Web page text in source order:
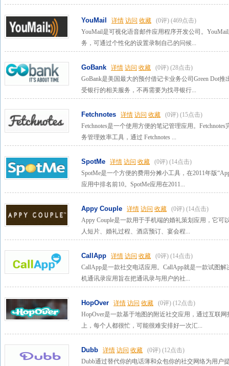
YouMail 详情 访问 收藏 (0评) (469点击)
YouMail是可视化语音邮件应用程序开发公司。
务，可通过个性化的设置录制自己的问候...
GoBank 详情 访问 收藏 (0评) (28点击)
GoBank是美国最大的预付借记卡业务公司Green Dot
受银行的相关服务，不再需要为找寻银行...
Fetchnotes 详情 访问 收藏 (0评) (15点击)
Fetchnotes是一个使用方便的笔记管理应用。
务管理效率工具，通过 Fetchnotes ...
SpotMe 详情 访问 收藏 (0评) (14点击)
SpotMe是一个方便的费用分摊小工具，在2011年版
应用中排名前10。SpotMe应用在2011...
Appy Couple 详情 访问 收藏 (0评) (14点击)
Appy Couple是一款用于手机端的婚礼策划应用，它
人短片、婚礼过程、酒店预订、宴会程...
CallApp 详情 访问 收藏 (0评) (14点击)
CallApp是一款社交电话应用。CallApp就是一款试图
机通讯录应用旨在把通讯录与用户的社...
HopOver 详情 访问 收藏 (0评) (12点击)
HopOver是一款基于地图的附近社交应用，通过互联
上，每个人都很忙，可能很难安排好一次汇...
Dubb 详情 访问 收藏 (0评) (12点击)
Dubb通过替代你的电话薄和众包你的社交网络为用户